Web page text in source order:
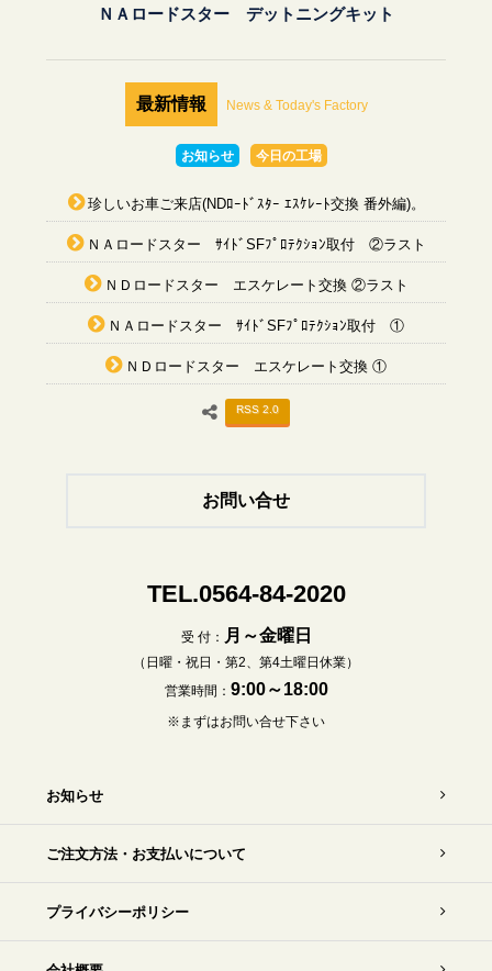
ＮＡロードスター デットニングキット
最新情報 News & Today's Factory
お知らせ 今日の工場
珍しいお車ご来店(NDﾛｰﾄﾞｽﾀｰ ｴｽｹﾚｰﾄ交換 番外編)。
ＮＡロードスター ｻｲﾄﾞSFﾌﾟﾛﾃｸｼｮﾝ取付 ②ラスト
ＮＤロードスター エスケレート交換 ②ラスト
ＮＡロードスター ｻｲﾄﾞSFﾌﾟﾛﾃｸｼｮﾝ取付 ①
ＮＤロードスター エスケレート交換 ①
RSS 2.0
お問い合せ
TEL.0564-84-2020
受 付： 月～金曜日
（日曜・祝日・第2、第4土曜日休業）
営業時間： 9:00～18:00
※まずはお問い合せ下さい
お知らせ
ご注文方法・お支払いについて
プライバシーポリシー